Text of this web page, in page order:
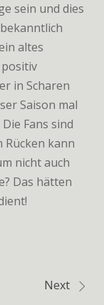
sein und dies
altes
positiv
in Scharen
Saison mal
Fans sind
Rücken kann
nicht auch
Das hätten
Next